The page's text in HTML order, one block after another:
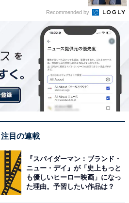
Recommended by
注目の連載
『スパイダーマン：ブランド・
ニュー・デイ』が「史上もっと
も優しいヒーロー映画」になっ
た理由。予習したい作品は？